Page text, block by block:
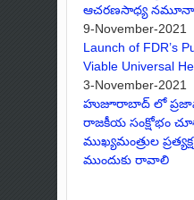
ఆచరణసాధ్య
9-November-2021
Launch of FDR’s
Viable Universal
3-November-2021
హుజూరాబాద్ లో
రాజకీయ సంక్షోభం
ముఖ్యమంత్రుల
ముందుకు రావాలి